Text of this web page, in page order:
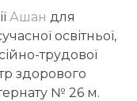
Ашан для
освітньої,
трудової
здорового
№ 26 м.